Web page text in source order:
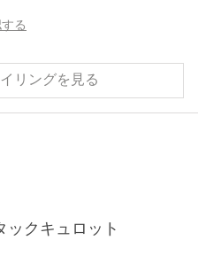
る
リングを見る
クキュロット